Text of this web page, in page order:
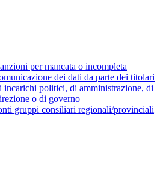
per mancata o incompleta
dei dati da parte dei titolari
incarichi politici, di amministrazione, di
o di governo
gruppi consiliari regionali/provinciali